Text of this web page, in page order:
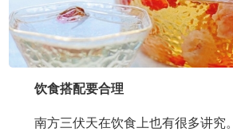
饮食搭配要合理
南方三伏天在饮食上也有很多讲究。